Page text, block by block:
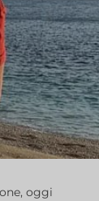
oggi